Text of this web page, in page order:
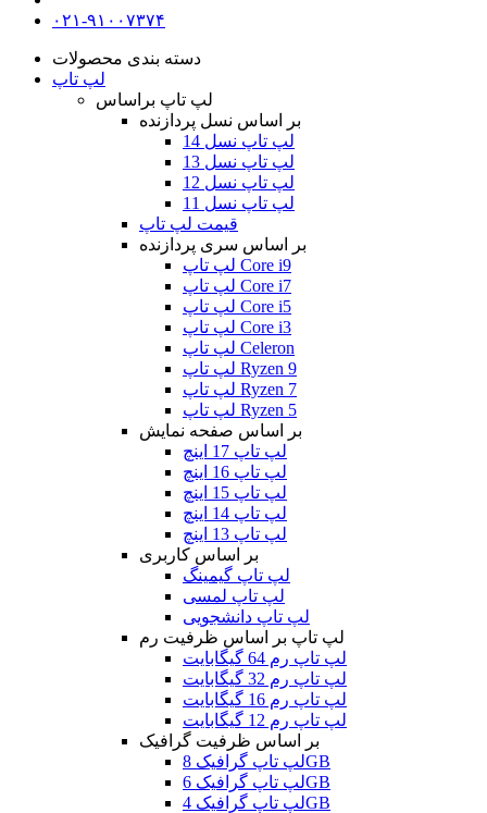
۰۲۱-۹۱۰۰۷۳۷۴
دسته بندی محصولات
لپ تاپ
لپ تاپ براساس
بر اساس نسل پردازنده
لپ تاپ نسل 14
لپ تاپ نسل 13
لپ تاپ نسل 12
لپ تاپ نسل 11
قیمت لپ تاپ
بر اساس سری پردازنده
لپ تاپ Core i9
لپ تاپ Core i7
لپ تاپ Core i5
لپ تاپ Core i3
لپ تاپ Celeron
لپ تاپ Ryzen 9
لپ تاپ Ryzen 7
لپ تاپ Ryzen 5
بر اساس صفحه نمایش
لپ تاپ 17 اینچ
لپ تاپ 16 اینچ
لپ تاپ 15 اینچ
لپ تاپ 14 اینچ
لپ تاپ 13 اینچ
بر اساس کاربری
لپ تاپ گیمینگ
لپ تاپ لمسی
لپ تاپ دانشجویی
لپ تاپ بر اساس ظرفیت رم
لپ تاپ رم 64 گیگابایت
لپ تاپ رم 32 گیگابایت
لپ تاپ رم 16 گیگابایت
لپ تاپ رم 12 گیگابایت
بر اساس ظرفیت گرافیک
لپ تاپ گرافیک 8GB
لپ تاپ گرافیک 6GB
لپ تاپ گرافیک 4GB